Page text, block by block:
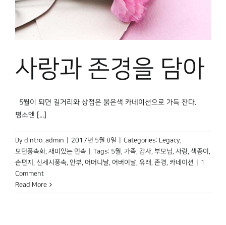
원문보기 PDF
박물관 홈페이지
사랑과 존경을 담아
5월이 되면 길거리와 상점은 붉은색 카네이션으로 가득 찬다.
평소엔 [...]
By dintro_admin 2017년 5월 8일 Categories: Legacy
모던풍속화 재미있는 민속 Tags: 5월 가족 감사 부모님 사랑 색종이
손편지
신세시풍속 안부 어머니날 어버이날 유래 존경 카네이션
1
Comment
Read More